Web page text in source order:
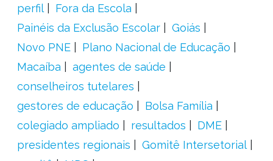
perfil
Fora da Escola
Painéis da Exclusão Escolar
Goiás
Novo PNE
Plano Nacional de Educação
Macaíba
agentes de saúde
conselheiros tutelares
gestores de educação
Bolsa Família
colegiado ampliado
resultados
DME
presidentes regionais
Gomitê Intersetorial